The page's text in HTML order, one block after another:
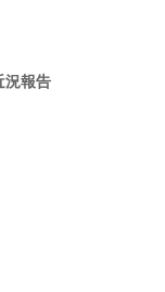
況報告